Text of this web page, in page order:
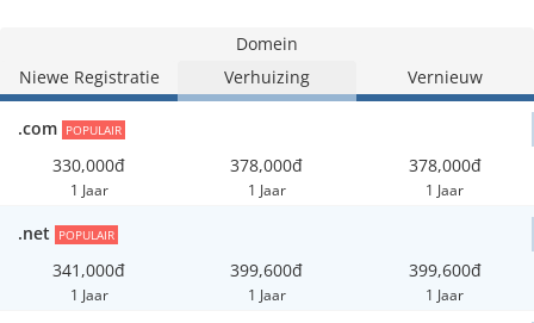
Domein
Niewe Registratie
Verhuizing Vernieuw
.com POPULAIR
330,000đ
1 Jaar
378,000đ
1 Jaar
378,000đ
1 Jaar
.net POPULAIR
341,000đ
1 Jaar
399,600đ
1 Jaar
399,600đ
1 Jaar